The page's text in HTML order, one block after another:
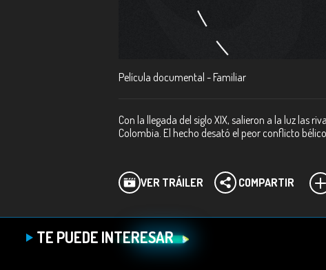
Película documental - Familiar
Con la llegada del siglo XIX, salieron a la luz las
Colombia. El hecho desató el peor conflicto
VER TRÁILER COMPARTIR
TE PUEDE INTERESAR